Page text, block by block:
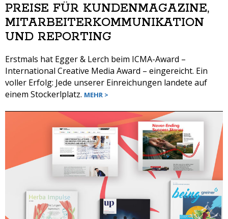
PREISE FÜR KUNDENMAGAZINE,
MITARBEITERKOMMUNIKATION
UND REPORTING
Erstmals hat Egger & Lerch beim ICMA-Award –
International Creative Media Award – eingereicht. Ein
voller Erfolg: Jede unserer Einreichungen landete auf
einem Stockerlplatz. MEHR >